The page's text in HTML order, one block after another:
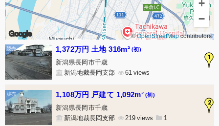
Google
+
−
©OpenStreetMapcontributors
1
1,372万円 土地 316m² (初)
新潟県長岡市千歳
新潟地裁長岡支部
61
2
1,108万円 戸建て 1,092m² (初)
新潟県長岡市千歳
新潟地裁長岡支部
219 1